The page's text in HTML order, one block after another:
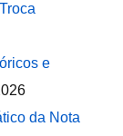
e
da Nota